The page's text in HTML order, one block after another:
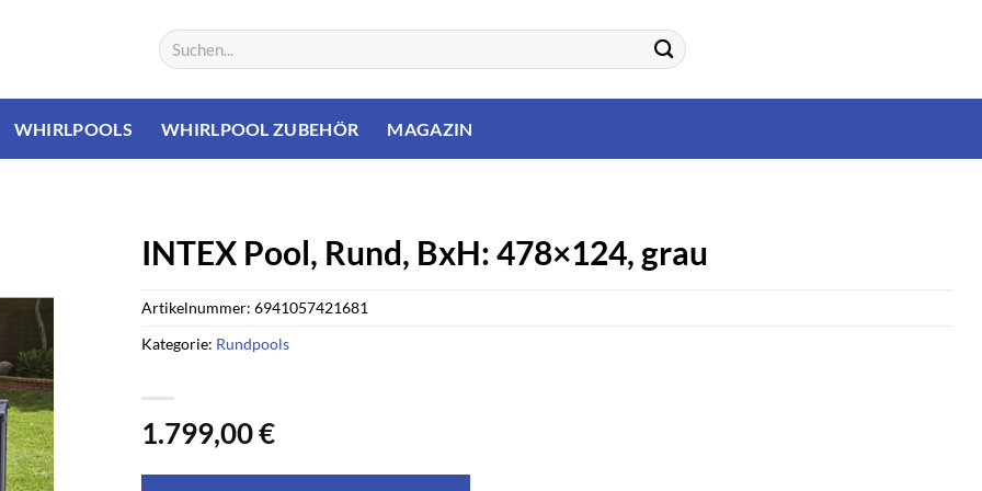
Suchen
nach:
WHIRLPOOLS WHIRLPOOL ZUBEHÖR MAGAZIN
INTEX Pool, Rund, BxH: 478×124, grau
1.799,00€
Artikelnummer: 6941057421681
Kategorie: Rundpools